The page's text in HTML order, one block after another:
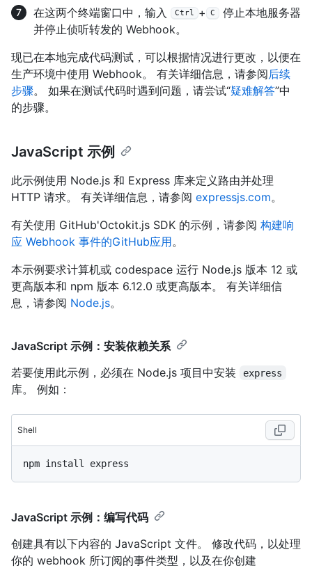
在这两个终端窗口中，输入 Ctrl + C
停止本地服务器
并停止侦听转发的 Webhook。
现已在本地完成代码测试，可以根据情况进行更改，以便在
生产环境中使用 Webhook。 有关详细信息，请参阅后续
步骤。 如果在测试代码时遇到问题，请尝试“疑难解答”中
的步骤。
JavaScript 示例
此示例使用 Node.js 和 Express 库来定义路由并处理
HTTP 请求。 有关详细信息，请参阅 expressjs.com。
有关使用 GitHub'Octokit.js SDK 的示例，请参阅 构建响
应 Webhook 事件的GitHub应用。
本示例要求计算机或 codespace 运行 Node.js 版本 12 或
更高版本和 npm 版本 6.12.0 或更高版本。 有关详细信
息，请参阅 Node.js。
JavaScript 示例：安装依赖关系
若要使用此示例，必须在 Node.js 项目中安装
express
库。 例如：
Shell
JavaScript 示例：编写代码
创建具有以下内容的 JavaScript 文件。 修改代码，以处理
你的 webhook 所订阅的事件类型，以及在你创建